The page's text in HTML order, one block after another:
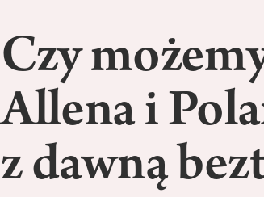
Czy
Allena i
z dawną